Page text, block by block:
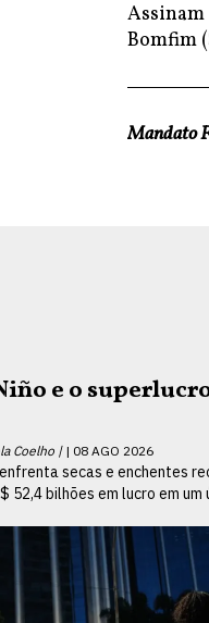
Assinam
Bomfim
Mandato
e o
Coelho | 08 AGO 2026
secas e enchentes
52,4 bilhões em lucro em um